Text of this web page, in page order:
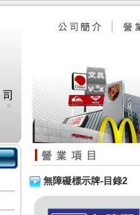
無障礙標示牌-目錄2